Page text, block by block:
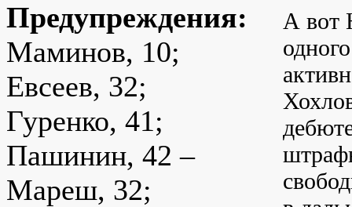
Предупреждения:
Маминов, 10;
Евсеев, 32;
Гуренко, 41;
Пашинин, 42 –
Мареш, 32;
А вот